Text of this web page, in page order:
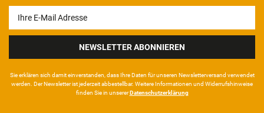
Honig
NEWSLETTER ABONNIEREN
Sie erklären sich damit ein­ver­standen, dass Ihre Da­ten für unseren News­letter­versand ver­wen­det
werden. Der News­letter ist jeder­zeit ab­bestel­lbar. Weitere Infor­mationen und Wider­rufshin­weise
finden Sie in unsererDaten­schutz­erklärung